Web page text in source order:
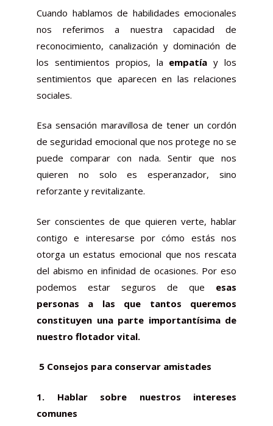
Cuando hablamos de habilidades emocionales
nos referimos a nuestra capacidad de
reconocimiento, canalización y dominación de
los sentimientos propios, la empatía y los
sentimientos que aparecen en las relaciones
sociales.
Esa sensación maravillosa de tener un cordón
de seguridad emocional que nos protege no se
puede comparar con nada. Sentir que nos
quieren no solo es esperanzador, sino
reforzante y revitalizante.
Ser conscientes de que quieren verte, hablar
contigo e interesarse por cómo estás nos
otorga un estatus emocional que nos rescata
del abismo en infinidad de ocasiones. Por eso
podemos estar seguros de que esas
personas a las que tantos queremos
constituyen una parte importantísima de
nuestro flotador vital.
5 Consejos para conservar amistades
1. Hablar sobre nuestros intereses
comunes